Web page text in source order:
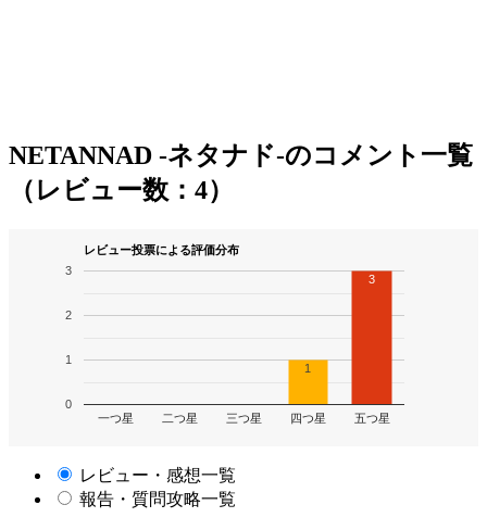
NETANNAD -ネタナド-のコメント一覧
（レビュー数：4）
レビュー投票による評価分布
一つ星 二つ星 三つ星 四つ星 五つ星
0
1
2
3
1
3
レビュー・感想一覧
報告・質問攻略一覧